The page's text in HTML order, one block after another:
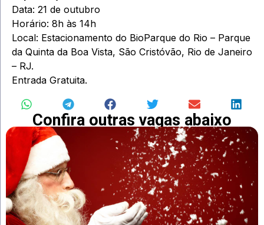
Data: 21 de outubro
Horário: 8h às 14h
Local: Estacionamento do BioParque do Rio – Parque
da Quinta da Boa Vista, São Cristóvão, Rio de Janeiro
– RJ.
Entrada Gratuita.
Confira outras vagas abaixo